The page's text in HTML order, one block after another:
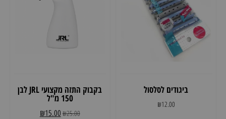
ביגודים לסלסול
₪12.00
בקבוק התזה מקצועי JRL לבן
150 מ"ל
₪25.00
₪15.00